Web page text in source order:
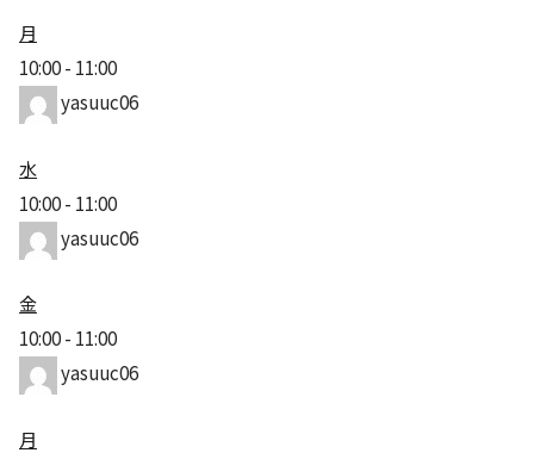
月
10:00- 11:00
yasuuc06
水
10:00- 11:00
yasuuc06
金
10:00- 11:00
yasuuc06
月